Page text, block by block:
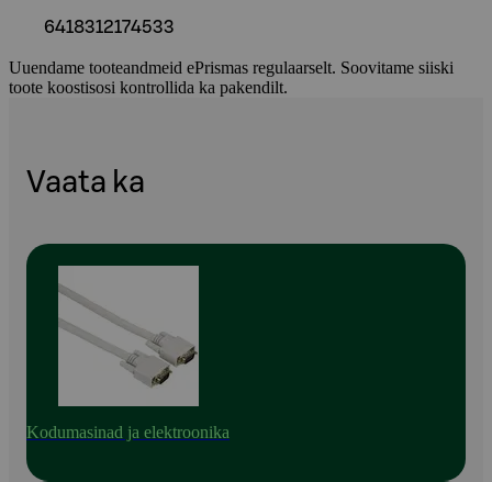
6418312174533
Uuendame tooteandmeid ePrismas regulaarselt. Soovitame siiski
toote koostisosi kontrollida ka pakendilt.
Vaata ka
Kodumasinad ja elektroonika